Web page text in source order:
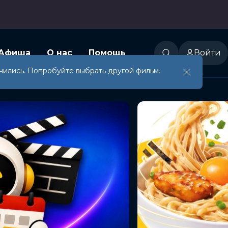
О нас Помощь Войти
Попробуйте выбрать другой фильм.